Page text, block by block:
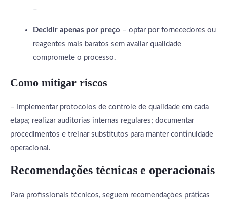
–
Decidir apenas por preço – optar por fornecedores ou
reagentes mais baratos sem avaliar qualidade
compromete o processo.
Como mitigar riscos
– Implementar protocolos de controle de qualidade em cada
etapa; realizar auditorias internas regulares; documentar
procedimentos e treinar substitutos para manter continuidade
operacional.
Recomendações técnicas e operacionais
Para profissionais técnicos, seguem recomendações práticas